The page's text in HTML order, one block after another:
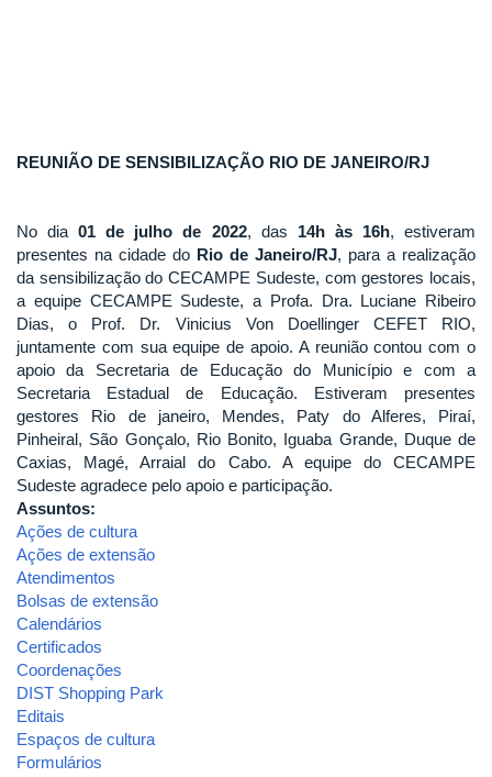
REUNIÃO DE SENSIBILIZAÇÃO RIO DE JANEIRO/RJ
No dia01 de julho de 2022, das 14h às 16h, estiveram
presentes na cidade do Rio de Janeiro/RJ, para a realização
da sensibilização do CECAMPE Sudeste, com gestores locais,
a equipe CECAMPE Sudeste, a Profa. Dra. Luciane Ribeiro
Dias, o Prof. Dr. Vinicius Von Doellinger CEFET RIO,
juntamente com sua equipe de apoio. A reunião contou com o
apoio da Secretaria de Educação do Município e com a
Secretaria Estadual de Educação. Estiveram presentes
gestores Rio de janeiro, Mendes, Paty do Alferes, Piraí,
Pinheiral, São Gonçalo, Rio Bonito, Iguaba Grande, Duque de
Caxias, Magé, Arraial do Cabo. A equipe do CECAMPE
Sudeste agradece pelo apoio e participação.
Assuntos:
Ações de cultura
Ações de extensão
Atendimentos
Bolsas de extensão
Calendários
Certificados
Coordenações
DIST Shopping Park
Editais
Espaços de cultura
Formulários